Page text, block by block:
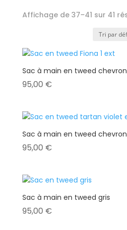
Affichage de 37–41 sur 41
Sac à main en tweed chevron
95,00 €
Sac à main en tweed
95,00 €
Sac à main en tweed gris
95,00 €